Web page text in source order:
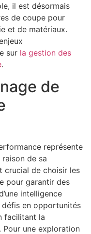
il est désormais
de coupe pour
et de matériaux.
sur la gestion des
.
de
représente
de sa
crucial de choisir les
pour garantir des
intelligence
en opportunités
facilitant la
une exploration